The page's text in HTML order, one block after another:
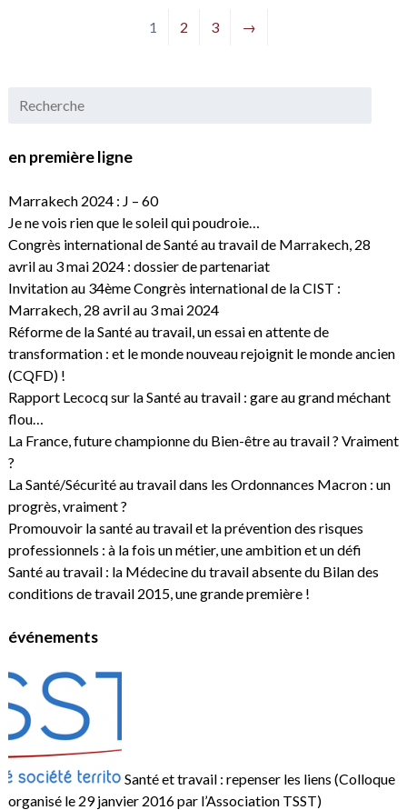
1 2 3 →
en première ligne
Marrakech 2024 : J – 60
Je ne vois rien que le soleil qui poudroie…
Congrès international de Santé au travail de Marrakech, 28
avril au 3 mai 2024 : dossier de partenariat
Invitation au 34ème Congrès international de la CIST :
Marrakech, 28 avril au 3 mai 2024
Réforme de la Santé au travail, un essai en attente de
transformation : et le monde nouveau rejoignit le monde ancien
(CQFD) !
Rapport Lecocq sur la Santé au travail : gare au grand méchant
flou…
La France, future championne du Bien-être au travail ? Vraiment
?
La Santé/Sécurité au travail dans les Ordonnances Macron : un
progrès, vraiment ?
Promouvoir la santé au travail et la prévention des risques
professionnels : à la fois un métier, une ambition et un défi
Santé au travail : la Médecine du travail absente du Bilan des
conditions de travail 2015, une grande première !
événements
Santé et travail : repenser les liens (Colloque
organisé le 29 janvier 2016 par l’Association TSST)